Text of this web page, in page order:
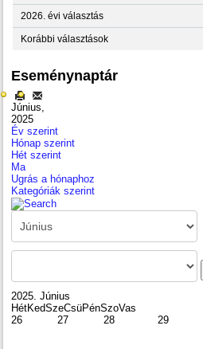
2026. évi választás
Korábbi választások
Eseménynaptár
Június,
2025
Év szerint
Hónap szerint
Hét szerint
Ma
Ugrás a hónaphoz
Kategóriák szerint
2025. Június
HétKedSzeCsüPénSzoVas
26
27 28 29